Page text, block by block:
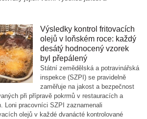
Výsledky kontrol fritovacích
olejů v loňském roce: každý
desátý hodnocený vzorek
byl přepálený
Státní zemědělská a potravinářská
inspekce (SZPI) se pravidelně
zaměřuje na jakost a bezpečnost
při přípravě pokrmů v restauracích a
Loni pracovníci SZPI zaznamenali
olejů v každé dvanácté kontrolované